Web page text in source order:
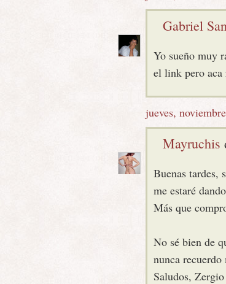
Gabriel
Yo sueño muy
el link pero aca
jueves,
Mayruchis
Buenas tardes,
me estaré
Más que
No sé bien de
nunca
Saludos,